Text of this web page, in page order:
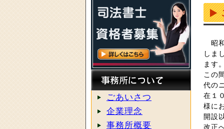
昭
しま
ます
この
代の
在１
様に
開設
改正
ごあいさつ
企業理念
事務所概要